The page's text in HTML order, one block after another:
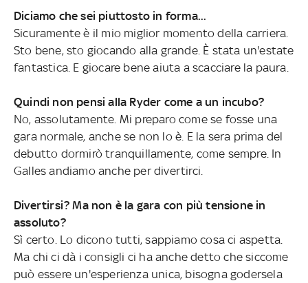
Diciamo che sei piuttosto in forma...
Sicuramente è il mio miglior momento della carriera.
Sto bene, sto giocando alla grande. È stata un'estate
fantastica. E giocare bene aiuta a scacciare la paura.
Quindi non pensi alla Ryder come a un incubo?
No, assolutamente. Mi preparo come se fosse una
gara normale, anche se non lo è. E la sera prima del
debutto dormirò tranquillamente, come sempre. In
Galles andiamo anche per divertirci.
Divertirsi? Ma non è la gara con più tensione in
assoluto?
Sì certo. Lo dicono tutti, sappiamo cosa ci aspetta.
Ma chi ci dà i consigli ci ha anche detto che siccome
può essere un'esperienza unica, bisogna godersela